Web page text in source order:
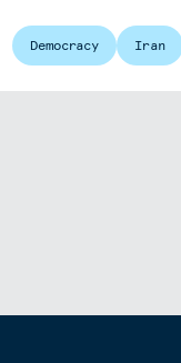
Democracy Iran